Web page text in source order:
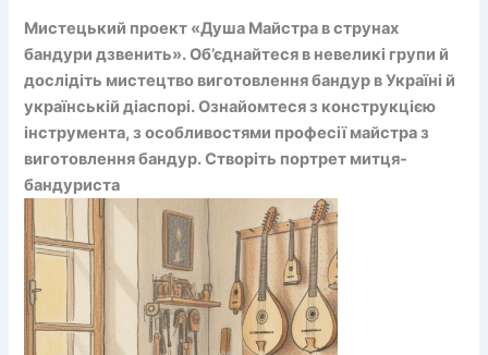
Мистецький проект «Душа Майстра в струнах
бандури дзвенить». Об’єднайтеся в невеликі групи й
дослідіть мистецтво виготовлення бандур в Україні й
українській діаспорі. Ознайомтеся з конструкцією
інструмента, з особливостями професії майстра з
виготовлення бандур. Створіть портрет митця-
бандуриста